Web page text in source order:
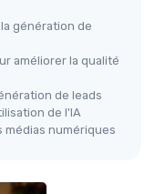
génération de
améliorer la qualité
de leads
de l'IA
médias numériques